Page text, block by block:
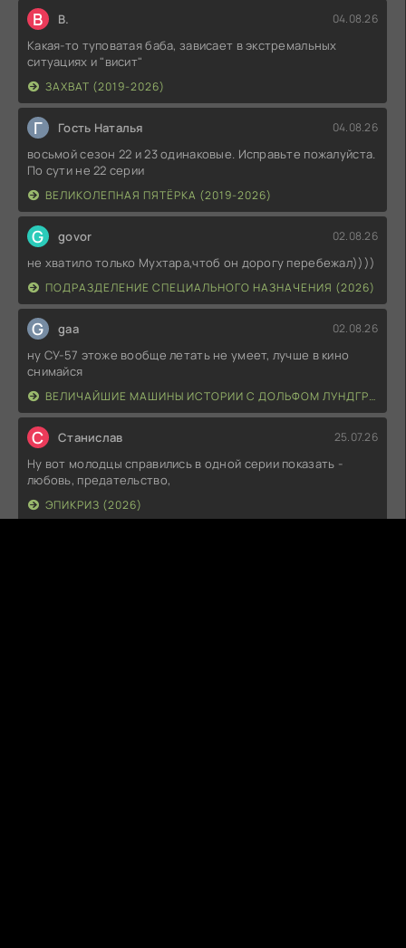
В В. 04.08.26
Какая-то туповатая баба, зависает в экстремальных
ситуациях и "висит"
ЗАХВАТ (2019-2026)
Г Гость Наталья 04.08.26
восьмой сезон 22 и 23 одинаковые. Исправьте пожалуйста.
По сути не 22 серии
ВЕЛИКОЛЕПНАЯ ПЯТЁРКА (2019-2026)
G govor 02.08.26
не хватило только Мухтара,чтоб он дорогу перебежал))))
ПОДРАЗДЕЛЕНИЕ СПЕЦИАЛЬНОГО НАЗНАЧЕНИЯ (2026)
G gaa 02.08.26
ну СУ-57 этоже вообще летать не умеет, лучше в кино
снимайся
ВЕЛИЧАЙШИЕ МАШИНЫ ИСТОРИИ С ДОЛЬФОМ ЛУНДГРЕНОМ (2026)
С Станислав 25.07.26
Ну вот молодцы справились в одной серии показать -
любовь, предательство,
ЭПИКРИЗ (2026)